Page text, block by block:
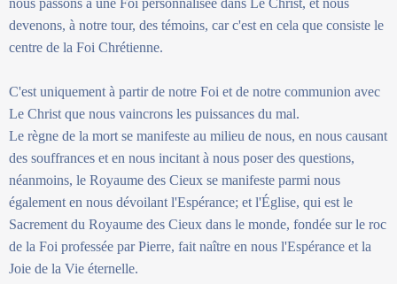
nous passons à une Foi personnalisée dans Le Christ, et nous
devenons, à notre tour, des témoins, car c'est en cela que consiste le
centre de la Foi Chrétienne.
C'est uniquement à partir de notre Foi et de notre communion avec
Le Christ que nous vaincrons les puissances du mal.
Le règne de la mort se manifeste au milieu de nous, en nous causant
des souffrances et en nous incitant à nous poser des questions,
néanmoins, le Royaume des Cieux se manifeste parmi nous
également en nous dévoilant l'Espérance; et l'Église, qui est le
Sacrement du Royaume des Cieux dans le monde, fondée sur le roc
de la Foi professée par Pierre, fait naître en nous l'Espérance et la
Joie de la Vie éternelle.